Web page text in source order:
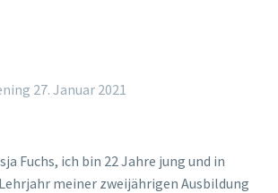
27. Januar 2021
Fuchs, ich bin 22 Jahre jung und in
meiner zweijährigen Ausbildung